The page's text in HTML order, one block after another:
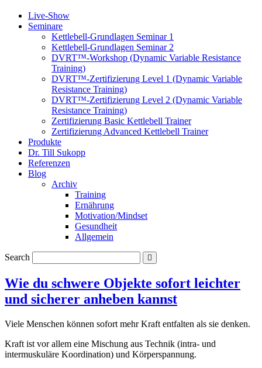
Live-Show
Seminare
Kettlebell-Grundlagen Seminar 1
Kettlebell-Grundlagen Seminar 2
DVRT™-Workshop (Dynamic Variable Resistance
Training)
DVRT™-Zertifizierung Level 1 (Dynamic Variable
Resistance Training)
DVRT™-Zertifizierung Level 2 (Dynamic Variable
Resistance Training)
Zertifizierung Basic Kettlebell Trainer
Zertifizierung Advanced Kettlebell Trainer
Produkte
Dr. Till Sukopp
Referenzen
Blog
Archiv
Training
Ernährung
Motivation/Mindset
Gesundheit
Allgemein
Search
Wie du schwere Objekte sofort leichter
und sicherer anheben kannst
Viele Menschen können sofort mehr Kraft entfalten als sie denken.
Kraft ist vor allem eine Mischung aus Technik (intra- und
intermuskuläre Koordination) und Körperspannung.